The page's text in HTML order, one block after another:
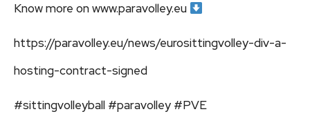
Know more on www.paravolley.eu
https://paravolley.eu/news/eurosittingvolley-div-a-
hosting-contract-signed
#sittingvolleyball #paravolley #PVE